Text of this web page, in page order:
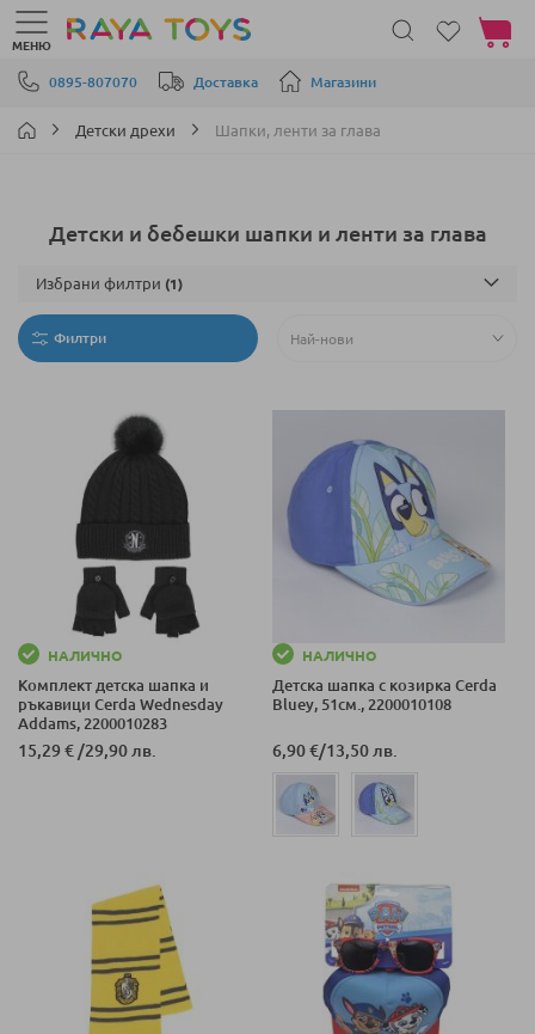
Прескачане към съдържанието
0895-807070 Доставка Магазини
МЕНЮ
Моята
Детски дрехи Шапки, ленти за глава
Детски и бебешки шапки и ленти за глава
Филтри
НАЛИЧНО
Комплект детска шaпка и
ръкавици Cerda Wednesday
Addams, 2200010283
15,29 € /29,90 лв.
НАЛИЧНО
Детска шапка с козирка Cerda
Bluey, 51см., 2200010108
6,90 €/13,50 лв.
Избрани филтри